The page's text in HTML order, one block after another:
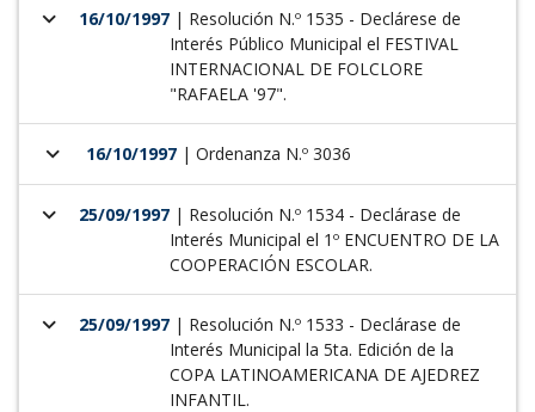
keyboard_arrow_down 16/10/1997 | Resolución N.º 1535 - Declárese de
Interés Público Municipal el FESTIVAL
INTERNACIONAL DE FOLCLORE
"RAFAELA '97".
keyboard_arrow_down 16/10/1997 | Ordenanza N.º 3036
keyboard_arrow_down 25/09/1997 | Resolución N.º 1534 - Declárase de
Interés Municipal el 1º ENCUENTRO DE LA
COOPERACIÓN ESCOLAR.
keyboard_arrow_down 25/09/1997 | Resolución N.º 1533 - Declárase de
Interés Municipal la 5ta. Edición de la
COPA LATINOAMERICANA DE AJEDREZ
INFANTIL.